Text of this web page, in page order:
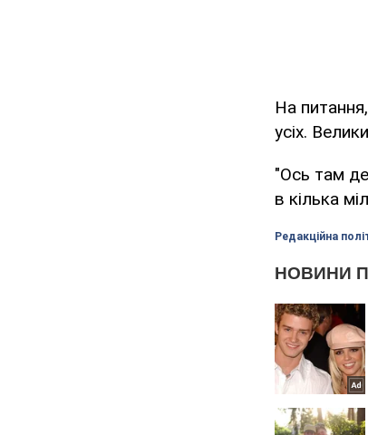
На
усіх.
"Ось там
в кілька
Редакційна